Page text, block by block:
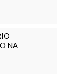
NA